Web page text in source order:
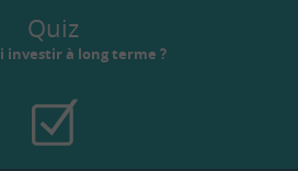
Quiz
investir à long terme ?